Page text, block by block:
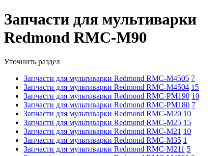
Запчасти для мультиварки
Redmond RMC-M90
Уточнить раздел
Запчасти для мультиварки Redmond RMC-M4505 7
Запчасти для мультиварки Redmond RMC-M4504 15
Запчасти для мультиварки Redmond RMC-PM190 10
Запчасти для мультиварки Redmond RMC-PM180 7
Запчасти для мультиварки Redmond RMC-M20 10
Запчасти для мультиварки Redmond RMC-M25 15
Запчасти для мультиварки Redmond RMC-M21 10
Запчасти для мультиварки Redmond RMC-M35 1
Запчасти для мультиварки Redmond RMC-M211 5